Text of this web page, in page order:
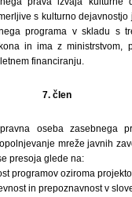
s kulturno dejavnostjo
programa v skladu s
in ima z ministrstvom,
financiranju.
7. člen
oseba zasebnega
mreže javnih
presoja glede na:
programov oziroma
in prepoznavnost v